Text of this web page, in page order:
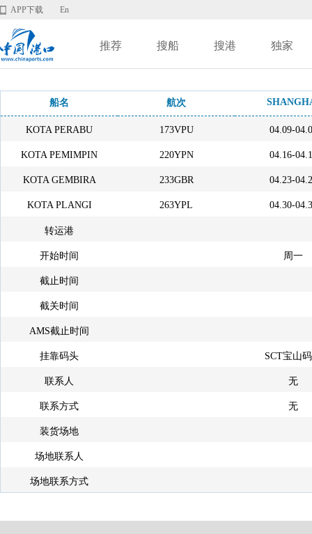
APP下载 En
推荐 搜船 搜港 独家
船名 航次
KOTA PERABU 173VPU 04.09-
KOTA PEMIMPIN 220YPN 04.16-
KOTA GEMBIRA 233GBR 04.23-
KOTA PLANGI 263YPL 04.30-
转运港
开始时间 周一
截止时间
截关时间
AMS截止时间
挂靠码头 SCT宝山
联系人 无
联系方式 无
装货场地
场地联系人
场地联系方式